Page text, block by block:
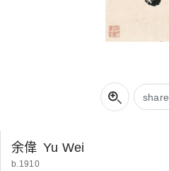
share
余偉 Yu Wei
b.1910